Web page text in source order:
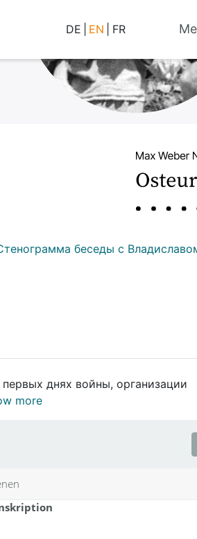
DE EN FR
беседы с
днях войны, организации
more